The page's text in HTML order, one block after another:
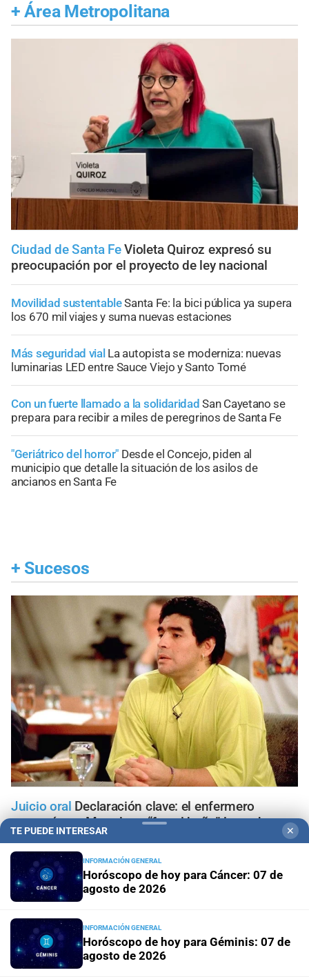
+ Área Metropolitana
Ciudad de Santa Fe Violeta Quiroz expresó su
preocupación por el proyecto de ley nacional
Movilidad sustentableSanta Fe: la bici pública ya supera
los 670 mil viajes y suma nuevas estaciones
Más seguridad vial La autopista se moderniza: nuevas
luminarias LED entre Sauce Viejo y Santo Tomé
Con un fuerte llamado a la solidaridad San Cayetano se
prepara para recibir a miles de peregrinos de Santa Fe
"Geriátrico del horror" Desde el Concejo, piden al
municipio que detalle la situación de los asilos de
ancianos en Santa Fe
+ Sucesos
Juicio oral Declaración clave: el enfermero
aseguró que Maradona “fue al baño” la noche
anterior a su muerte
Santa Fe Un hombre fue ejecutado de un tiro en la
espalda en la zona noroeste de la ciudad
Santa FeBuscan intensamente a un hombre que
desapareció mientras practicaba kitesurf en Paraje El
Chaquito
TE PUEDE INTERESAR ✕
INFORMACIÓN GENERAL
Horóscopo de hoy para Cáncer: 07 de
agosto de 2026
INFORMACIÓN GENERAL
Horóscopo de hoy para Géminis: 07 de
agosto de 2026